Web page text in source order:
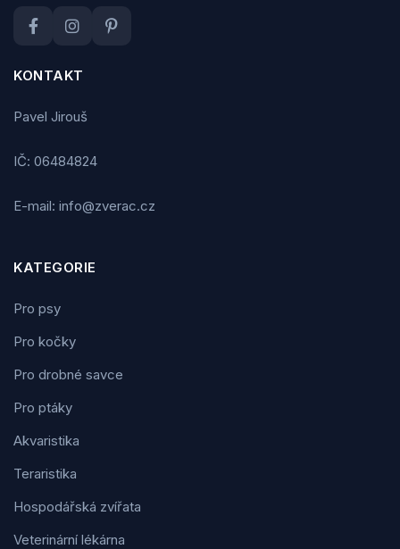
KONTAKT
Pavel Jirouš
IČ: 06484824
E-mail: info@zverac.cz
KATEGORIE
Pro psy
Pro kočky
Pro drobné savce
Pro ptáky
Akvaristika
Teraristika
Hospodářská zvířata
Veterinární lékárna